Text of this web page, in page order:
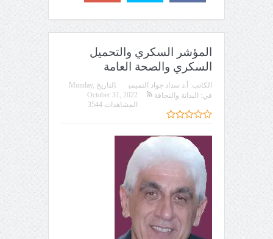
المؤشر السكري والتحميل
السكري والصحة العامة
الكاتب: أ.د سداد جواد التميمي التاريخ Monday,
October 31, 2022
في: البدانة والنحافة
المشاهدات 3544